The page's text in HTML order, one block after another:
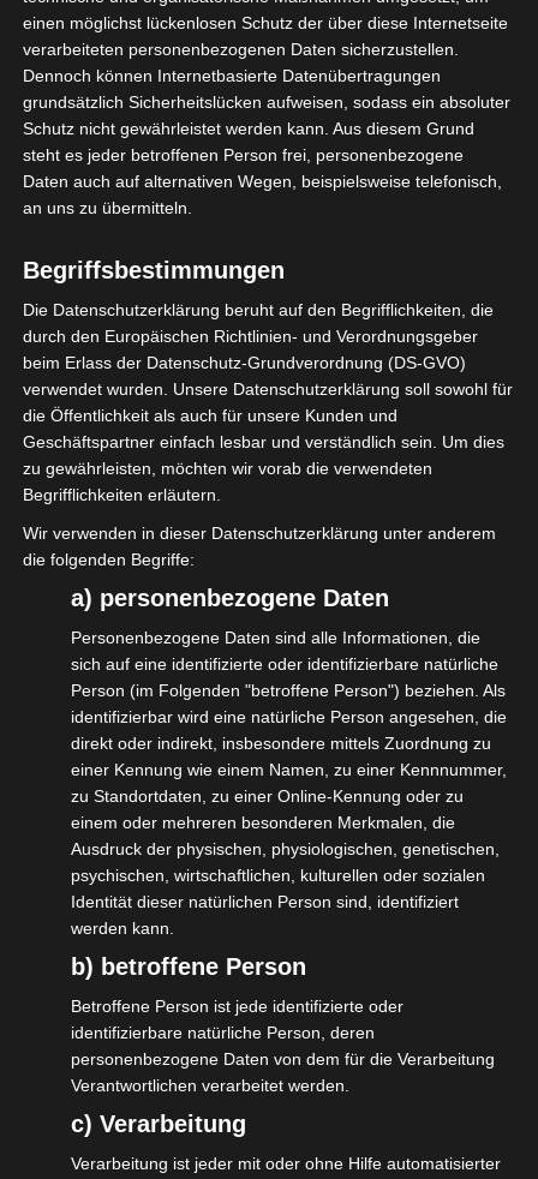
Die Regierung lässt sich Zeit, wir helfen uns
selbst!
Organisiert von unserem Partnerverband
VGSD diskutieren die Verbände der
Bundesarbeitsgemeinschaft
Selbständigenverbände (BGASV) mit Politik,
Experten und Betroffenen die Reform der
Statusfeststellung und suchen nach
Lösungen – auch auf der Basis von
Ergebnissen einer BAGSV-Befragung.
Am Montag, 24. Juni, von 14 bis 17 Uhr
sprechen
Prof. Dr. Rainer Schlegel, Präsident
Bundessozialgericht a.D.
Jana Schimke, Mitglied des Deutschen
Bundestags (CDU)
Jens Teutrine, Mitglied des Deutschen
Bundestags (FDP)
Manuel Gava, Mitglied des Deutschen
Bundestags (SPD)
Beate Müller-Gemmeke, Mitglied des
Deutschen Bundestags (Die Grünen)
Holger Schäfer, Institut der deutschen
Wirtschaft Köln
Kathi-Gesa Klafke, Rechtsanwältin
Dr. Hartmut Paul, Sachverständiger für
Sozialversicherungsrecht
einen möglichst lückenlosen Schutz der über diese Internetseite
verarbeiteten personenbezogenen Daten sicherzustellen.
Dennoch können Internetbasierte Datenübertragungen
grundsätzlich Sicherheitslücken aufweisen, sodass ein absoluter
Schutz nicht gewährleistet werden kann. Aus diesem Grund
steht es jeder betroffenen Person frei, personenbezogene
Daten auch auf alternativen Wegen, beispielsweise telefonisch,
an uns zu übermitteln.
Begriffsbestimmungen
Die Datenschutzerklärung beruht auf den Begrifflichkeiten, die
durch den Europäischen Richtlinien- und Verordnungsgeber
beim Erlass der Datenschutz-Grundverordnung (DS-GVO)
verwendet wurden. Unsere Datenschutzerklärung soll sowohl für
die Öffentlichkeit als auch für unsere Kunden und
Geschäftspartner einfach lesbar und verständlich sein. Um dies
zu gewährleisten, möchten wir vorab die verwendeten
Begrifflichkeiten erläutern.
Wir verwenden in dieser Datenschutzerklärung unter anderem
die folgenden Begriffe:
a) personenbezogene Daten
Personenbezogene Daten sind alle Informationen, die
sich auf eine identifizierte oder identifizierbare natürliche
Person (im Folgenden "betroffene Person") beziehen. Als
identifizierbar wird eine natürliche Person angesehen, die
direkt oder indirekt, insbesondere mittels Zuordnung zu
einer Kennung wie einem Namen, zu einer Kennnummer,
zu Standortdaten, zu einer Online-Kennung oder zu
einem oder mehreren besonderen Merkmalen, die
Ausdruck der physischen, physiologischen, genetischen,
psychischen, wirtschaftlichen, kulturellen oder sozialen
Identität dieser natürlichen Person sind, identifiziert
werden kann.
b) betroffene Person
Betroffene Person ist jede identifizierte oder
identifizierbare natürliche Person, deren
personenbezogene Daten von dem für die Verarbeitung
Verantwortlichen verarbeitet werden.
c) Verarbeitung
Verarbeitung ist jeder mit oder ohne Hilfe automatisierter